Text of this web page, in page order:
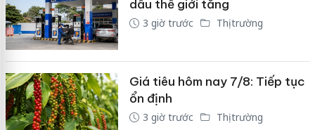
dầu thế giới tăng
3 giờ trước Thị trường
Giá tiêu hôm nay 7/8: Tiếp tục
ổn định
3 giờ trước Thị trường